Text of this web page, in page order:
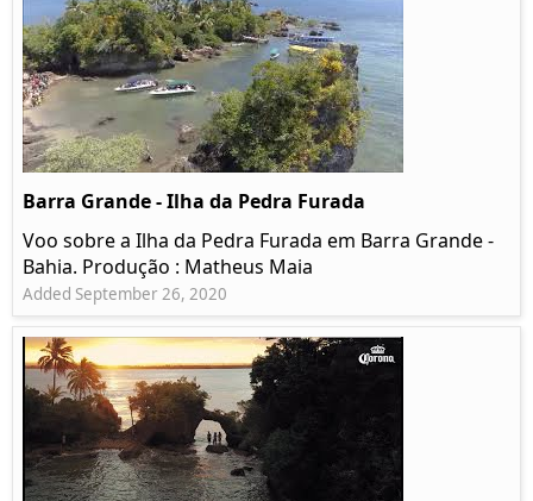
Barra Grande - Ilha da Pedra Furada
Voo sobre a Ilha da Pedra Furada em Barra Grande -
Bahia. Produção : Matheus Maia
Added September 26, 2020